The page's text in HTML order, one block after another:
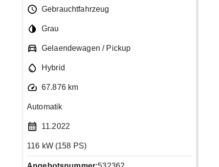
Gebrauchtfahrzeug
Grau
Gelaendewagen / Pickup
Hybrid
67.876 km
Automatik
11.2022
116 kW (158 PS)